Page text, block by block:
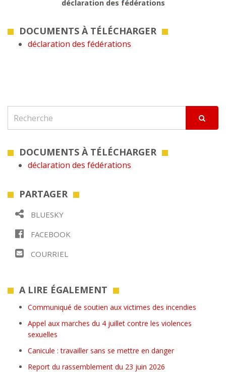
déclaration des fédérations
DOCUMENTS À TÉLÉCHARGER
déclaration des fédérations
DOCUMENTS À TÉLÉCHARGER
déclaration des fédérations
PARTAGER
BLUESKY
FACEBOOK
COURRIEL
A LIRE ÉGALEMENT
Communiqué de soutien aux victimes des incendies
Appel aux marches du 4 juillet contre les violences
sexuelles
Canicule : travailler sans se mettre en danger
Report du rassemblement du 23 juin 2026